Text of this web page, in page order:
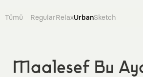
Tümü RegularRelaxUrbanSketch
Maalesef Bu